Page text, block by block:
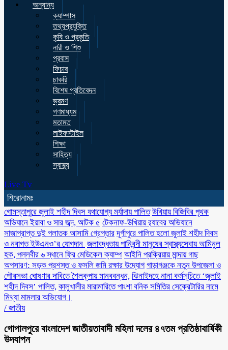
অন্যান্য
ক্যাম্পাস
তথ্যপ্রযুক্তি
কৃষি ও প্রকৃতি
নারী ও শিশু
প্রবাস
ফিচার
চাকরি
বিশেষ প্রতিবেদন
ভ্রমণ
গণমাধ্যম
মতামত
লাইফস্টাইল
শিক্ষা
সাহিত্য
স্বাস্থ্য
Live Tv
শিরোনামঃ
গোমস্তাপুরে জুলাই শহীদ দিবস যথাযোগ্য মর্যাদায় পালিত উখিয়ায় বিজিবির পৃথক
অভিযানে ইয়াবা ও সার জব্দ, আটক ৫ টেকনাফ-উখিয়ায় র‌্যাবের অভিযানে
সাজাপ্রাপ্ত দুই পলাতক আসামি গ্রেপ্তার ‎দূর্গাপুরে পালিত হলো জুলাই শহীদ দিবস
ও নবাগত ইউএনও’র যোগদান ‎ জলাবদ্ধতায় পানিবন্দী মানুষের স্বাস্থ্যসেবায় আমিনুল
হক, পল্লবীর ৬ স্থানে ফ্রি মেডিকেল ক্যাম্প আইনি প্রক্রিয়ায় মান্দায় গাছ
অপসারণ: সড়ক প্রশস্ত ও ফসলি জমি রক্ষার উদ্যোগ গাড়াগঞ্জকে নতুন উপজেলা ও
পৌরসভা ঘোষণার দাবিতে শৈলকূপায় মানববন্ধন, ঝিনাইদহে নানা কর্মসূচিতে ‘জুলাই
শহীদ দিবস’ পালিত, কালুখালীর মারামারিতে পাংশা বনিক সমিতির সেক্রেটারির নামে
মিথ্যা মামলার অভিযোগ।
/ জাতীয়
গোপালপুরে বাংলাদেশ জাতীয়তাবাদী মহিলা দলের ৪৭তম প্রতিষ্ঠাবার্ষিকী
উদযাপন